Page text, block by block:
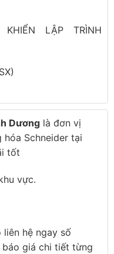
LẬP TRÌNH
Dương là đơn vị
Schneider tại
tốt
vực.
hệ ngay số
giá chi tiết từng